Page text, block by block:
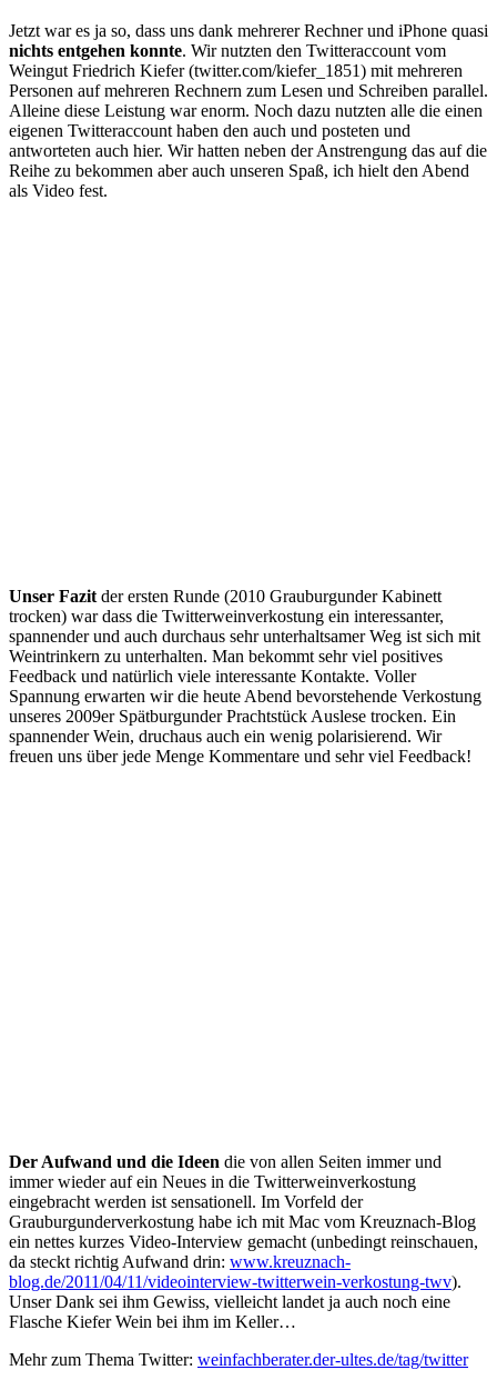
Jetzt war es ja so, dass uns dank mehrerer Rechner und iPhone quasi
nichts entgehen konnte. Wir nutzten den Twitteraccount vom
Weingut Friedrich Kiefer (twitter.com/kiefer_1851) mit mehreren
Personen auf mehreren Rechnern zum Lesen und Schreiben parallel.
Alleine diese Leistung war enorm. Noch dazu nutzten alle die einen
eigenen Twitteraccount haben den auch und posteten und
antworteten auch hier. Wir hatten neben der Anstrengung das auf die
Reihe zu bekommen aber auch unseren Spaß, ich hielt den Abend
als Video fest.
Unser Fazit der ersten Runde (2010 Grauburgunder Kabinett
trocken) war dass die Twitterweinverkostung ein interessanter,
spannender und auch durchaus sehr unterhaltsamer Weg ist sich mit
Weintrinkern zu unterhalten. Man bekommt sehr viel positives
Feedback und natürlich viele interessante Kontakte. Voller
Spannung erwarten wir die heute Abend bevorstehende Verkostung
unseres 2009er Spätburgunder Prachtstück Auslese trocken. Ein
spannender Wein, druchaus auch ein wenig polarisierend. Wir
freuen uns über jede Menge Kommentare und sehr viel Feedback!
Der Aufwand und die Ideen die von allen Seiten immer und
immer wieder auf ein Neues in die Twitterweinverkostung
eingebracht werden ist sensationell. Im Vorfeld der
Grauburgunderverkostung habe ich mit Mac vom Kreuznach-Blog
ein nettes kurzes Video-Interview gemacht (unbedingt reinschauen,
da steckt richtig Aufwand drin: www.kreuznach-
blog.de/2011/04/11/videointerview-twitterwein-verkostung-twv).
Unser Dank sei ihm Gewiss, vielleicht landet ja auch noch eine
Flasche Kiefer Wein bei ihm im Keller…
Mehr zum Thema Twitter: weinfachberater.der-ultes.de/tag/twitter